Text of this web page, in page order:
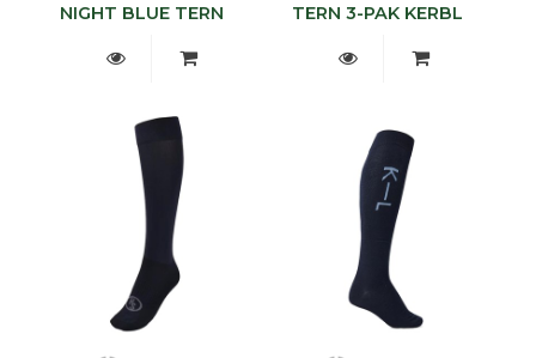
NIGHT BLUE TERN
TERN 3-PAK KERBL